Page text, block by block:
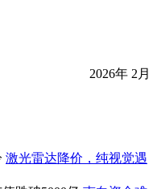
2026年 2月
激光雷达降价，纯视觉遇